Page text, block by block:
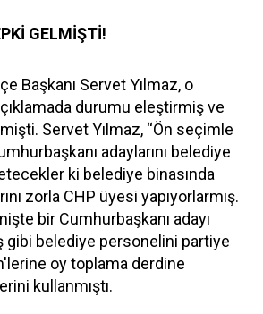
GELMİŞTİ!
Başkanı Servet Yılmaz, o
durumu eleştirmiş ve
Servet Yılmaz, “Ön seçimle
adaylarını belediye
ki belediye binasında
zorla CHP üyesi yapıyorlarmış.
bir Cumhurbaşkanı adayı
gibi belediye personelini partiye
oy toplama derdine
kullanmıştı.